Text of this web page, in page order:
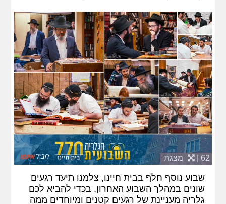
62 | מצגת
שבוע נוסף חלף בבית חיינו, צלמנו תיעד רגעים
שונים במהלך השבוע האחרון, בכדי להביא לכם
גלריה מעניינת של רגעים קטנים ומיוחדים ממה